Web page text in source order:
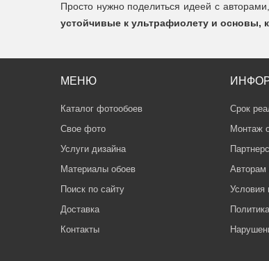
Просто нужно поделиться идеей с
устойчивые к ультрафиолету и основы,
МЕНЮ
Каталог фотообоев
Свое фото
Услуги дизайна
Материалы обоев
Поиск по сайту
Доставка
Контакты
Срок
Монтаж
Авторам
Условия